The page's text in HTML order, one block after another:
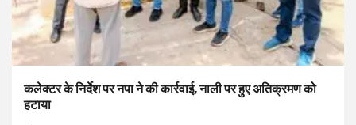
कलेक्टर के निर्देश पर नपा ने की कार्रवाई, नाली पर हुए अतिक्रमण को
हटाया